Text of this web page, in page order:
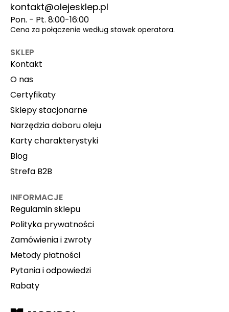
kontakt@olejesklep.pl
Pon. - Pt. 8:00-16:00
Cena za połączenie według stawek operatora.
SKLEP
Kontakt
O nas
Certyfikaty
Sklepy stacjonarne
Narzędzia doboru oleju
Karty charakterystyki
Blog
Strefa B2B
INFORMACJE
Regulamin sklepu
Polityka prywatności
Zamówienia i zwroty
Metody płatności
Pytania i odpowiedzi
Rabaty